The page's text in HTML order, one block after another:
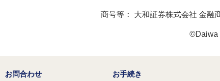
商号等： 大和証券株式会社 金融
©Daiwa
お問合わせ お手続き